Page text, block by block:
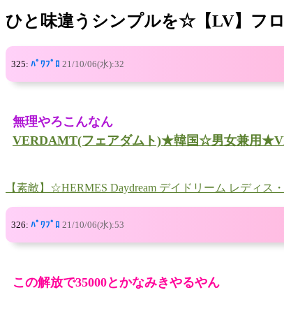
ひと味違うシンプルを☆【LV】フ
325: ﾊﾟﾜﾌﾟﾛ 21/10/06(水):32
無理やろこんなん
VERDAMT(フェアダムト)★韓国☆男女兼用
【素敵】☆HERMES Daydream デイドリーム レディス
326: ﾊﾟﾜﾌﾟﾛ 21/10/06(水):53
この解放で35000とかなみきやるやん